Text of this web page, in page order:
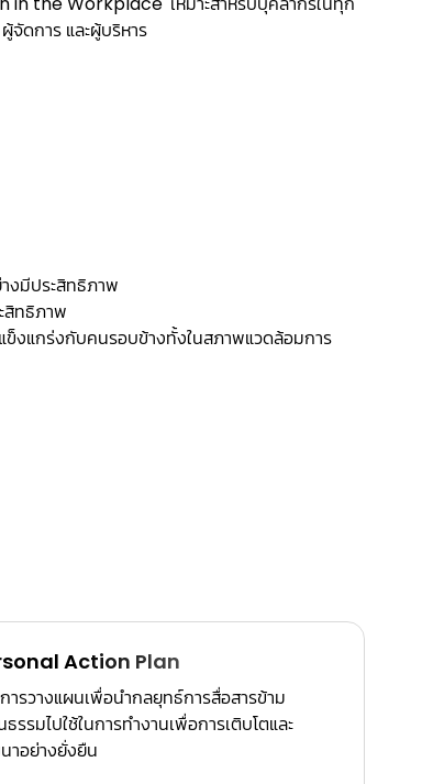
ดการ และผู้บริหาร
งมีประสิทธิภาพ
สิทธิภาพ
งแกร่งกับคนรอบข้างทั้งในสภาพแวดล้อมการ
Action Plan
ารวางแผนเพื่อนำกลยุทธ์การสื่อสารข้าม
รรมไปใช้ในการทำงานเพื่อการเติบโตและ
อย่างยั่งยืน